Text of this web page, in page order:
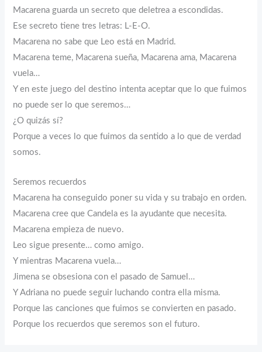
Macarena guarda un secreto que deletrea a escondidas.
Ese secreto tiene tres letras: L-E-O.
Macarena no sabe que Leo está en Madrid.
Macarena teme, Macarena sueña, Macarena ama, Macarena
vuela…
Y en este juego del destino intenta aceptar que lo que fuimos
no puede ser lo que seremos…
¿O quizás sí?
Porque a veces lo que fuimos da sentido a lo que de verdad
somos.
Seremos recuerdos
Macarena ha conseguido poner su vida y su trabajo en orden.
Macarena cree que Candela es la ayudante que necesita.
Macarena empieza de nuevo.
Leo sigue presente… como amigo.
Y mientras Macarena vuela…
Jimena se obsesiona con el pasado de Samuel…
Y Adriana no puede seguir luchando contra ella misma.
Porque las canciones que fuimos se convierten en pasado.
Porque los recuerdos que seremos son el futuro.